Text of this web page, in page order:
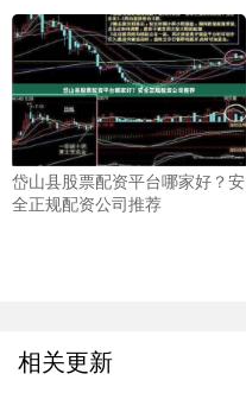
岱山县股票配资平台哪家好？安
全正规配资公司推荐
相关更新